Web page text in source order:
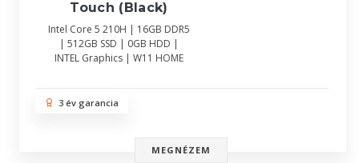
Touch (Black)
Intel Core 5 210H | 16GB DDR5
| 512GB SSD | 0GB HDD |
INTEL Graphics | W11 HOME
3 év garancia
MEGNÉZEM